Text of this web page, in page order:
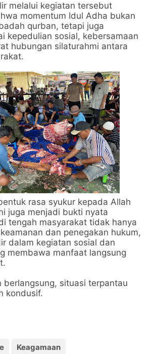
melalui kegiatan tersebut
momentum Idul Adha bukan
qurban, tetapi juga
kepedulian sosial, kebersamaan
hubungan silaturahmi antara
rasa syukur kepada Allah
juga menjadi bukti nyata
tengah masyarakat tidak hanya
dan penegakan hukum,
dalam kegiatan sosial dan
membawa manfaat langsung
berlangsung, situasi terpantau
kondusif.
Keagamaan